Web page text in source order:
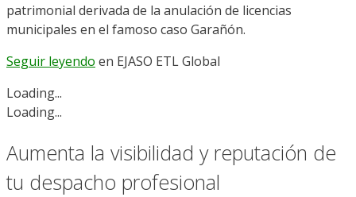
patrimonial derivada de la anulación de licencias
municipales en el famoso caso Garañón.
Seguir leyendo en EJASO ETL Global
Loading...
Loading...
Aumenta la visibilidad y reputación de
tu despacho profesional